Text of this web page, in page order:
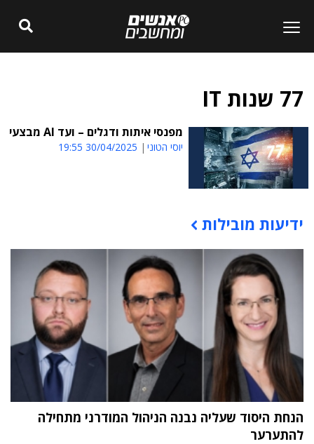
77 שנות IT
מפנסי איתות ודגלים – ועד AI מבצעי
יוסי הטוני 30/04/2025 19:55
תוכן פרסומי
ידיעות מובילות
הנחת היסוד שעליה נבנה הניהול המודרני מתחילה
להתערער